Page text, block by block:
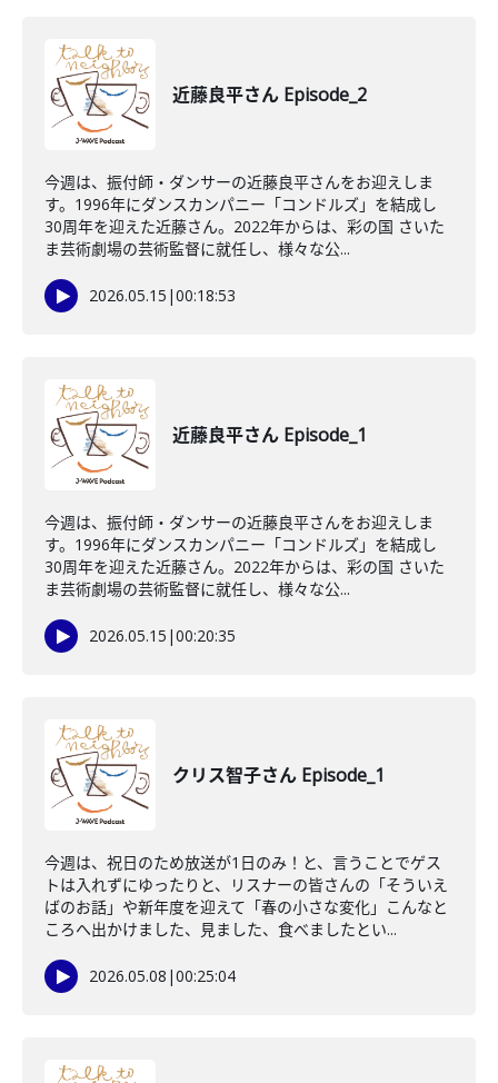
近藤良平さん Episode_2
今週は、振付師・ダンサーの近藤良平さんをお迎えしま
す。1996年にダンスカンパニー「コンドルズ」を結成し
30周年を迎えた近藤さん。2022年からは、彩の国 さいた
ま芸術劇場の芸術監督に就任し、様々な公...
2026.05.15 |00:18:53
近藤良平さん Episode_1
今週は、振付師・ダンサーの近藤良平さんをお迎えしま
す。1996年にダンスカンパニー「コンドルズ」を結成し
30周年を迎えた近藤さん。2022年からは、彩の国 さいた
ま芸術劇場の芸術監督に就任し、様々な公...
2026.05.15 |00:20:35
クリス智子さん Episode_1
今週は、祝日のため放送が1日のみ！と、言うことでゲス
トは入れずにゆったりと、リスナーの皆さんの「そういえ
ばのお話」や新年度を迎えて「春の小さな変化」こんなと
ころへ出かけました、見ました、食べましたとい...
2026.05.08 |00:25:04